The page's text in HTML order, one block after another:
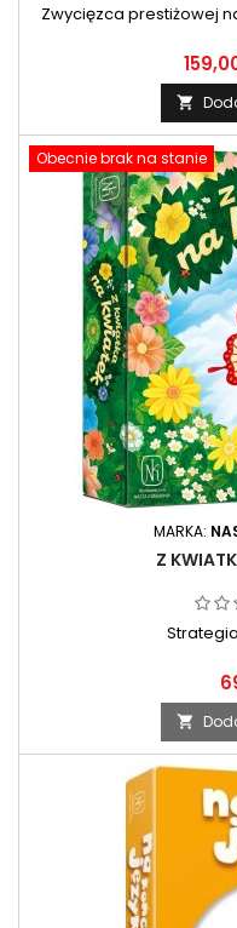
Zwycięzca prestiżowej

Obecnie brak na stanie
MARKA:
Z
